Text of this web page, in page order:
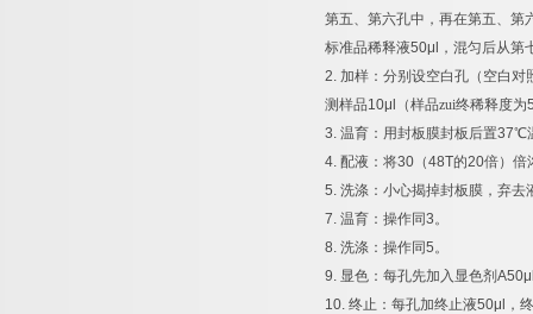
第五、第六孔中，再在第五、第
标准品稀释液50μl
，混匀后从第
2. 加样：分别设空白孔（空白
测样品10μl （样品zui终稀释度为
3. 温育：用封板膜封板后置37℃
4. 配液：将30 （48T的20倍）倍
5. 洗涤：小心揭掉封板膜，弃去
7. 温育：操作同3。
8. 洗涤：操作同5。
9. 显色：每孔先加入显色剂
10. 终止：每孔加终止液50μl
，